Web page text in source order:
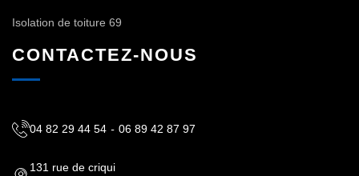
Isolation de toiture 69
CONTACTEZ-NOUS
04 82 29 44 54 - 06 89 42 87 97
131 rue de criqui